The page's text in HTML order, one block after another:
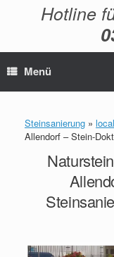
Hotline
Menü
Steinsanierung » local
Allendorf – Stein-